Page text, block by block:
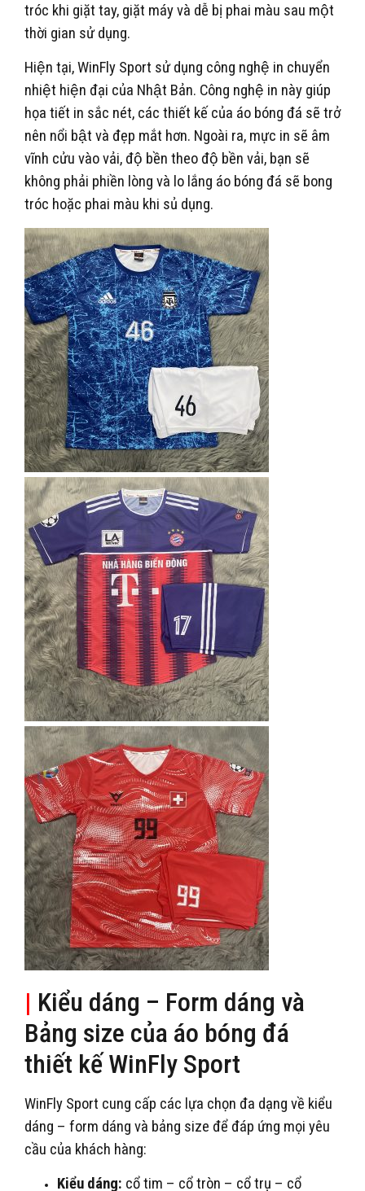
tróc khi giặt tay, giặt máy và dễ bị phai màu sau một
thời gian sử dụng.
Hiện tại, WinFly Sport sử dụng công nghệ in chuyển
nhiệt hiện đại của Nhật Bản. Công nghệ in này giúp
họa tiết in sắc nét, các thiết kế của áo bóng đá sẽ trở
nên nổi bật và đẹp mắt hơn. Ngoài ra, mực in sẽ âm
vĩnh cửu vào vải, độ bền theo độ bền vải, bạn sẽ
không phải phiền lòng và lo lắng áo bóng đá sẽ bong
tróc hoặc phai màu khi sủ dụng.
| Kiểu dáng – Form dáng và
Bảng size của áo bóng đá
thiết kế WinFly Sport
WinFly Sport cung cấp các lựa chọn đa dạng về kiểu
dáng – form dáng và bảng size để đáp ứng mọi yêu
cầu của khách hàng:
Kiểu dáng: cổ tim – cổ tròn – cổ trụ – cổ